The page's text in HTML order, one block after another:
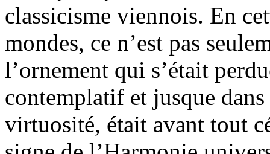
classicisme viennois. En
mondes, ce n’est pas
l’ornement qui s’était
contemplatif et jusque
virtuosité, était avant tout